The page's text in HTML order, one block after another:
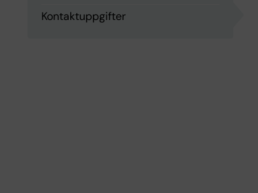
Kontaktuppgifter